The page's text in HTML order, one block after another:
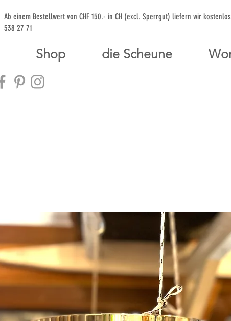
Ab einem Bestellwert von CHF 150.- in CH (excl. Sperrgut) liefern wir
538 27 71
Shop die Scheune